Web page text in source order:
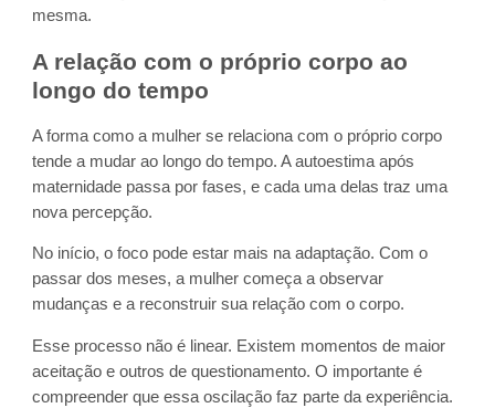
mesma.
A relação com o próprio corpo ao
longo do tempo
A forma como a mulher se relaciona com o próprio corpo
tende a mudar ao longo do tempo. A autoestima após
maternidade passa por fases, e cada uma delas traz uma
nova percepção.
No início, o foco pode estar mais na adaptação. Com o
passar dos meses, a mulher começa a observar
mudanças e a reconstruir sua relação com o corpo.
Esse processo não é linear. Existem momentos de maior
aceitação e outros de questionamento. O importante é
compreender que essa oscilação faz parte da experiência.